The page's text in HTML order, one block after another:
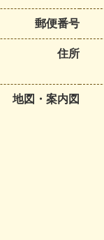
郵便番号
住所
地図・案内図